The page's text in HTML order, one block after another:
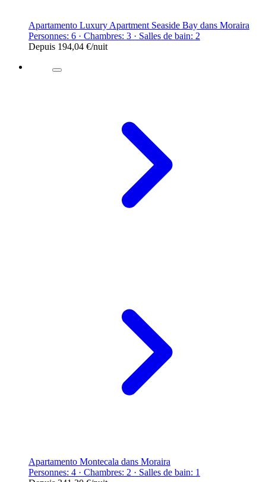
Apartamento Luxury Apartment Seaside Bay dans Moraira
Personnes: 6 · Chambres: 3 · Salles de bain: 2
Depuis 194,04 €/nuit
Apartamento Montecala dans Moraira
Personnes: 4 · Chambres: 2 · Salles de bain: 1